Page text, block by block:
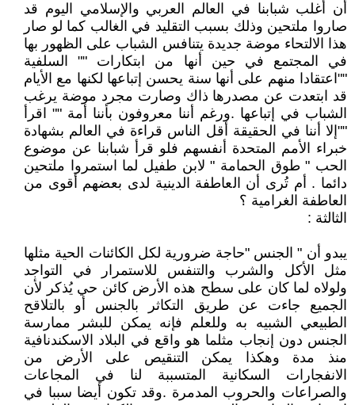
أن أغلب شبابنا في العالم العربي والإسلامي اليوم قد
صاروا ملتحين وذلك بسبب التقليد في الغالب كما لو صار
هذا الالتحاء موضة جديدة يتنافس الشباب على الظهور بها
في المجتمع في حين أنها من ابتكارات "" السلفية
""اعتقادا منهم على أنها سنة يحسن إتباعها لكنها مع الأيام
قد ابتعدت عن مصدرها ذاك وصارت مجرد موضة يرغب
الشباب في إتباعها .ورغم أننا معروفون بأننا أمة "" اقرأ
""إلا أننا في الحقيقة أقل الناس قراءة في العالم بشهادة
خبراء الأمم المتحدة أنفسهم فلو قرأ شبابنا عن موضوع
الحب " طوق الحمامة " لابن طفيل لما استمروا ملتحين
دائما . أم تُرى أن العاطفة الدينية لدى بعضهم أقوى من
العاطفة الغرامية ؟
الثالثة :
يبدو أن " الجنس "حاجة ضرورية لكل الكائنات الحية مثلها
مثل الأكل والشرب والتنفس للاستمرار في التواجد
ولولاه لما كان على سطح هذه الأرض كائن حي يُذكر لأن
الجميع جاءت عن طريق التكاثر بالجنس أو بالتلاقح
الطبيعي الشبيه به وللعلم فإنه يمكن للبشر ممارسة
الجنس دون إنجاب مثلما هو واقع في البلاد الاسكندنافية
منذ مدة وهكذا يمكن التنقيص على الأرض من
الانفجارات السكانية المتسببة لنا في المجاعات
والصراعات والحروب المدمرة .وقد تكون أيضا سببا في